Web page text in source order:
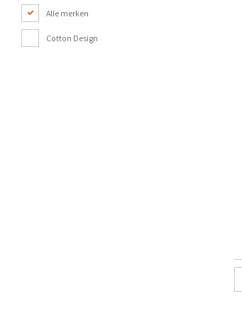
Alle merken
Cotton Design